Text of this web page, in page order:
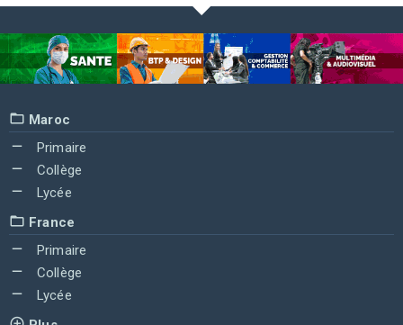
Maroc
Primaire
Collège
Lycée
France
Primaire
Collège
Lycée